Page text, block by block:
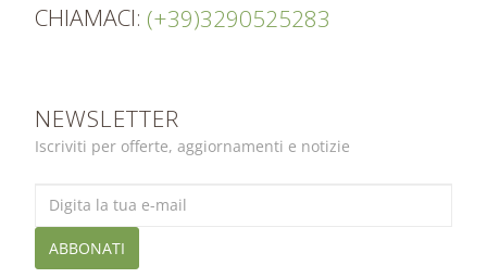
CHIAMACI: (+39)3290525283
NEWSLETTER
Iscriviti per offerte, aggiornamenti e notizie
ABBONATI